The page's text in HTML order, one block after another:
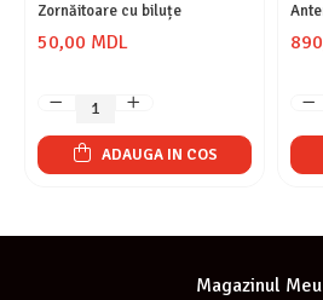
Zornăitoare cu biluțe
50,00 MDL
ADAUGA IN COS
Magazinul Meu